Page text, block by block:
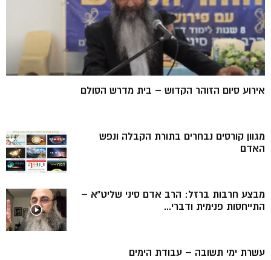
אירוע סיום הזוהר הקדוש – בית מדרש הסולם
מגוון קורסים נבחרים בתורת הקבלה ונפש
האדם
מבצע חרבות ברזל: הרב אדם סיני שליט”א –
התייחסות פנימית ודברי...
עשרת ימי תשובה – עבודת הימים